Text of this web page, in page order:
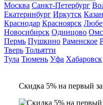
Москва Санкт-Петербург
Екатеринбург Иркутск
Краснодар Красноярск
Новосибирск Одинцово
Пермь Пушкино Раменское
Тверь Тольятти
Тула Тюмень Уфа Хабаровск
Скидка 5% на первый